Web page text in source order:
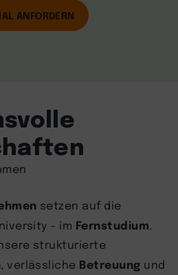
setzen auf die
– im Fernstudium.
strukturierte
, verlässliche Betreuung und